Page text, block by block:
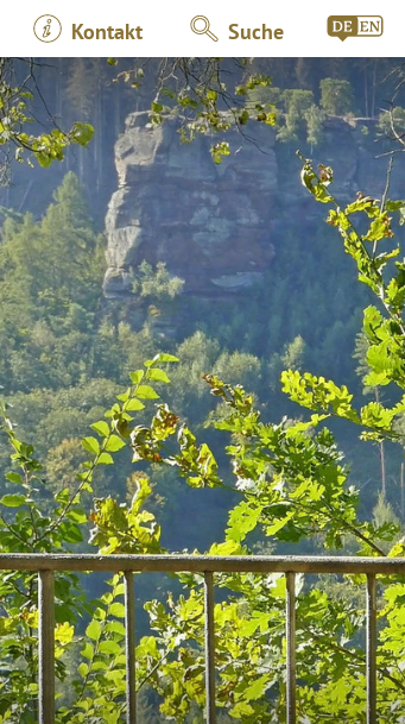
Kontakt Suche